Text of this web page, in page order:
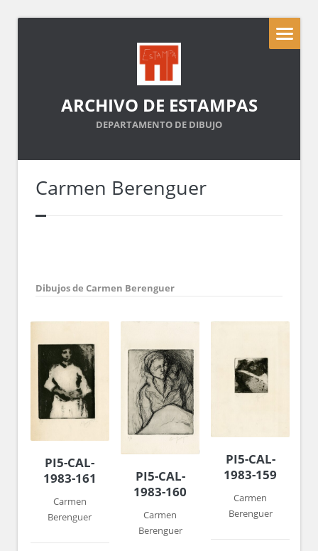
ARCHIVO DE ESTAMPAS
DEPARTAMENTO DE DIBUJO
Carmen Berenguer
Dibujos de Carmen Berenguer
PI5-CAL-
1983-161
Carmen
Berenguer
PI5-CAL-
1983-160
Carmen
Berenguer
PI5-CAL-
1983-159
Carmen
Berenguer